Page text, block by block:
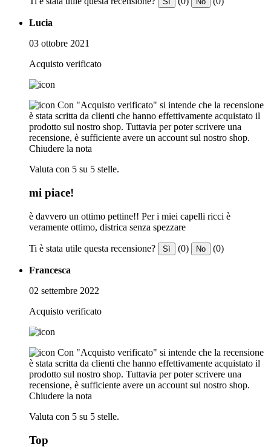
Lucia
03 ottobre 2021
Acquisto verificato
Con "Acquisto verificato" si intende che la recensione
è stata scritta da clienti che hanno effettivamente acquistato il
prodotto sul nostro shop. Tuttavia per poter scrivere una
recensione, è sufficiente avere un account sul nostro shop.
Chiudere la nota
Valuta con 5 su 5 stelle.
mi piace!
è davvero un ottimo pettine!! Per i miei capelli ricci è
veramente ottimo, districa senza spezzare
Ti è stata utile questa recensione? Sì (0) No (0)
Francesca
02 settembre 2022
Acquisto verificato
Con "Acquisto verificato" si intende che la recensione
è stata scritta da clienti che hanno effettivamente acquistato il
prodotto sul nostro shop. Tuttavia per poter scrivere una
recensione, è sufficiente avere un account sul nostro shop.
Chiudere la nota
Valuta con 5 su 5 stelle.
Top